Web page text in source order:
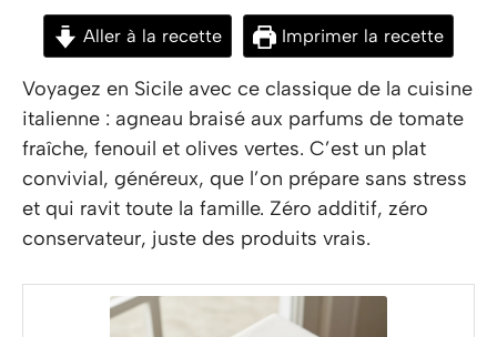
Aller à la recette Imprimer la recette
Voyagez en Sicile avec ce classique de la cuisine
italienne : agneau braisé aux parfums de tomate
fraîche, fenouil et olives vertes. C’est un plat
convivial, généreux, que l’on prépare sans stress
et qui ravit toute la famille. Zéro additif, zéro
conservateur, juste des produits vrais.